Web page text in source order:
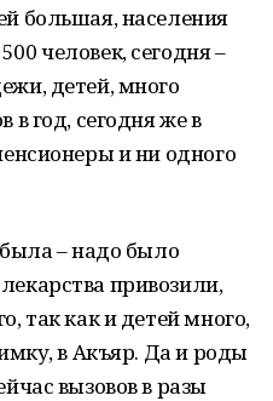
большая, населения
человек, сегодня –
детей, много
в год, сегодня же в
и ни одного
– надо было
привозили,
так как и детей много,
в Акъяр. Да и роды
вызовов в разы